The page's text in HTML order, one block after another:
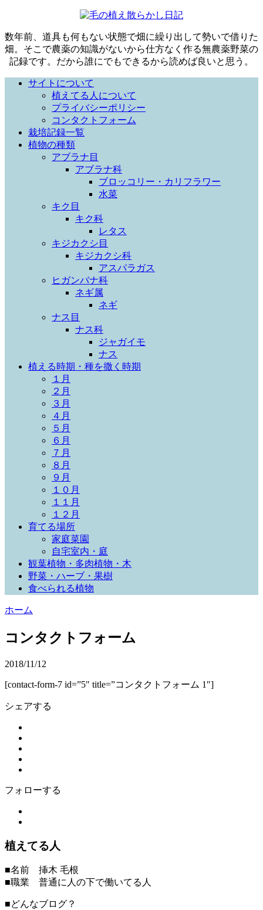
数年前、道具も何もない状態で畑に繰り出して勢いで借りた
畑。そこで農薬の知識がないから仕方なく作る無農薬野菜の
記録です。だから誰にでもできるから読めば良いと思う。
サイトについて
植えてる人について
プライバシーポリシー
コンタクトフォーム
栽培記録一覧
植物の種類
アブラナ目
アブラナ科
ブロッコリー・カリフラワー
水菜
キク目
キク科
レタス
キジカクシ目
キジカクシ科
アスパラガス
ヒガンバナ科
ネギ属
ネギ
ナス目
ナス科
ジャガイモ
ナス
植える時期・種を撒く時期
１月
２月
３月
４月
５月
６月
７月
８月
９月
１０月
１１月
１２月
育てる場所
家庭菜園
自宅室内・庭
観葉植物・多肉植物・木
野菜・ハーブ・果樹
食べられる植物
ホーム
コンタクトフォーム
2018/11/12
[contact-form-7 id=”5″ title=”コンタクトフォーム 1″]
シェアする
フォローする
植えてる人
■名前 挿木 毛根
■職業 普通に人の下で働いてる人
■どんなブログ？